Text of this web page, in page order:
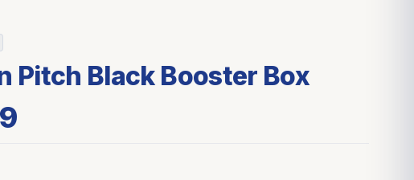
Pitch Black Booster Box